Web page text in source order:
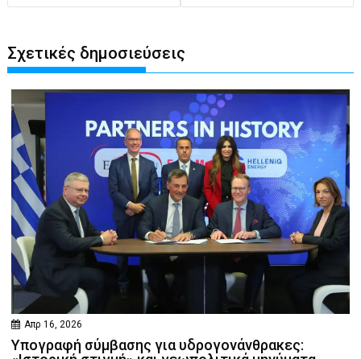
Σχετικές δημοσιεύσεις
Απρ 16, 2026
Υπογραφή σύμβασης για υδρογονάνθρακες: